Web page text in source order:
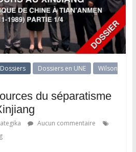
Dossiers Dossiers en UNE
Wilson
du séparatisme
Aucun commentaire